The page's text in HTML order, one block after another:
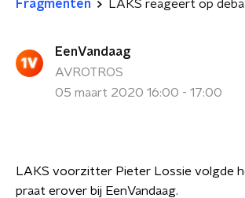
Fragmenten
EenVandaag
AVROTROS
05 maart 2020 16:00 - 17:00
LAKS voorzitter Pieter Lossie volgde
praat erover bij EenVandaag.